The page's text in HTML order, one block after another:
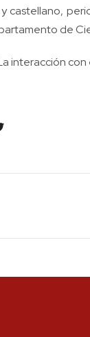
castellano,
de
interacción